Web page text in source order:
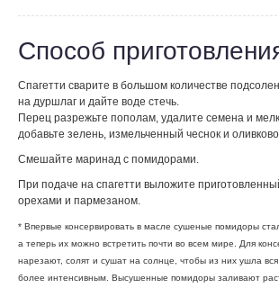
Способ
Спагетти сварите в большом количестве
на дуршлаг и дайте воде стечь.
Перец разрежьте пополам, удалите семена и
добавьте зелень, измельченный чеснок и
Смешайте маринад с помидорами.
При подаче на спагетти выложите
орехами и пармезаном.
* Впервые консервировать в масле сушеные помидоры
а теперь их можно встретить почти во всем мире. Для
нарезают, солят и сушат на солнце, чтобы из них ушла
более интенсивным. Высушенные помидоры заливают